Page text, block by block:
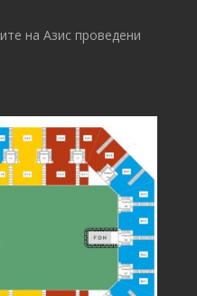
на Азис проведени